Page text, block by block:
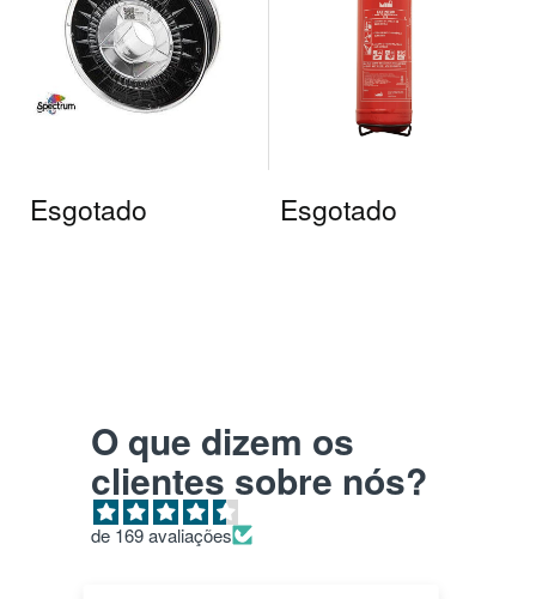
Esgotado Esgotado
O que dizem os
clientes sobre nós?
de 169 avaliações